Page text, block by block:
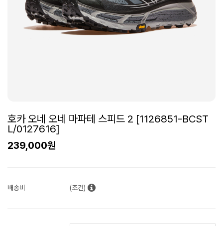
호카 오네 오네 마파테 스피드 2 [1126851-BCST
L/0127616]
239,000원
배송비 (조건)